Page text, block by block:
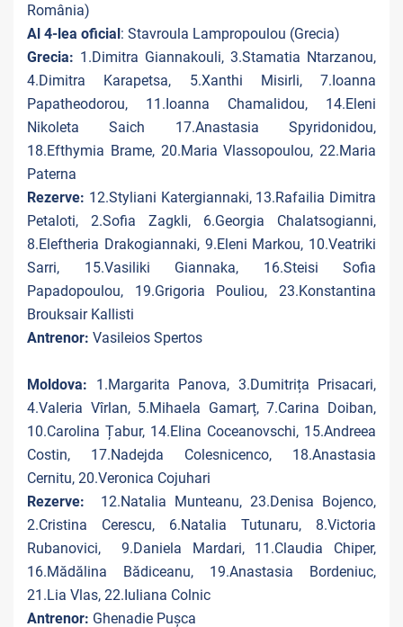
România)
Al 4-lea oficial: Stavroula Lampropoulou (Grecia)
Grecia: 1.Dimitra Giannakouli, 3.Stamatia Ntarzanou,
4.Dimitra Karapetsa, 5.Xanthi Misirli, 7.Ioanna
Papatheodorou, 11.Ioanna Chamalidou, 14.Eleni
Nikoleta Saich 17.Anastasia Spyridonidou,
18.Efthymia Brame, 20.Maria Vlassopoulou, 22.Maria
Paterna
Rezerve: 12.Styliani Katergiannaki, 13.Rafailia Dimitra
Petaloti, 2.Sofia Zagkli, 6.Georgia Chalatsogianni,
8.Eleftheria Drakogiannaki, 9.Eleni Markou, 10.Veatriki
Sarri, 15.Vasiliki Giannaka, 16.Steisi Sofia
Papadopoulou, 19.Grigoria Pouliou, 23.Konstantina
Brouksair Kallisti
Antrenor: Vasileios Spertos
Moldova: 1.Margarita Panova, 3.Dumitrița Prisacari,
4.Valeria Vîrlan, 5.Mihaela Gamarț, 7.Carina Doiban,
10.Carolina Țabur, 14.Elina Coceanovschi, 15.Andreea
Costin, 17.Nadejda Colesnicenco, 18.Anastasia
Cernitu, 20.Veronica Cojuhari
Rezerve: 12.Natalia Munteanu, 23.Denisa Bojenco,
2.Cristina Cerescu, 6.Natalia Tutunaru, 8.Victoria
Rubanovici, 9.Daniela Mardari, 11.Claudia Chiper,
16.Mădălina Bădiceanu, 19.Anastasia Bordeniuc,
21.Lia Vlas, 22.Iuliana Colnic
Antrenor: Ghenadie Pușca